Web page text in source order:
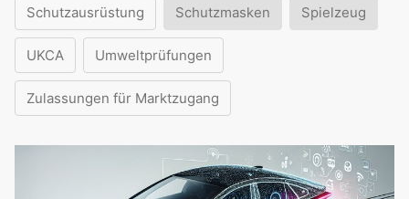
Schutzausrüstung Schutzmasken Spielzeug
UKCA Umweltprüfungen
Zulassungen für Marktzugang